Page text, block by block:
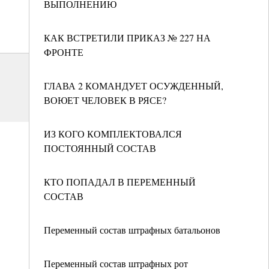
ВЫПОЛНЕНИЮ
КАК ВСТРЕТИЛИ ПРИКАЗ № 227 НА
ФРОНТЕ
ГЛАВА 2 КОМАНДУЕТ ОСУЖДЕННЫЙ,
ВОЮЕТ ЧЕЛОВЕК В РЯСЕ?
ИЗ КОГО КОМПЛЕКТОВАЛСЯ
ПОСТОЯННЫЙ СОСТАВ
КТО ПОПАДАЛ В ПЕРЕМЕННЫЙ
СОСТАВ
Переменный состав штрафных батальонов
Переменный состав штрафных рот